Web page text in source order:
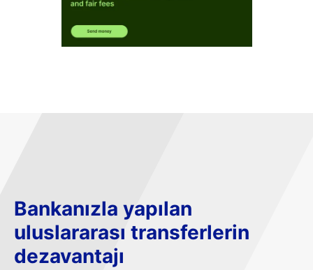
Bankanızla yapılan
uluslararası transferlerin
dezavantajı